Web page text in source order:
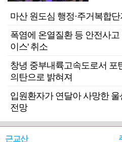
마산 원도심 행정·주거복합
폭염에 온열질환 등 안전사
이스' 취소
창녕 중부내륙고속도로서
의탄으로 밝혀져
입원환자가 연달아 사망한
전망
근교산